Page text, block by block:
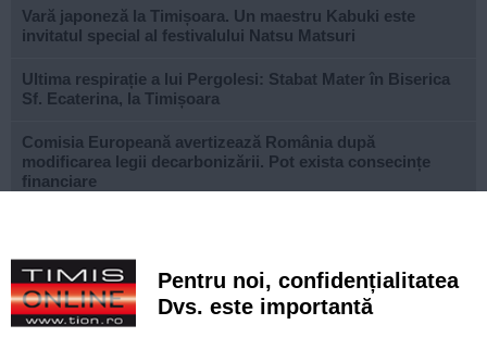
Vară japoneză la Timișoara. Un maestru Kabuki este
invitatul special al festivalului Natsu Matsuri
Ultima respirație a lui Pergolesi: Stabat Mater în Biserica
Sf. Ecaterina, la Timișoara
Comisia Europeană avertizează România după
modificarea legii decarbonizării. Pot exista consecințe
financiare
la final
Cu un ghiozdan donat, puteți ajuta un copil să înceapă
anul școlar cu tot ce are nevoie. Campania revine la
Pentru noi, confidențialitatea
Dvs. este importantă